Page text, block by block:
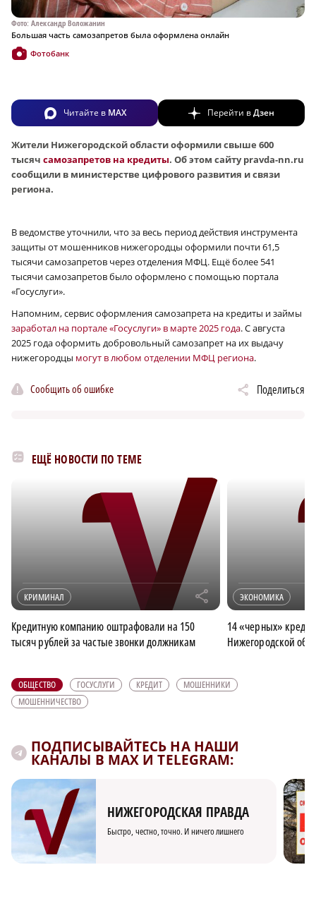
Фото: Александр Воложанин
Большая часть самозапретов была оформлена онлайн
Фотобанк
Читайте в MAX Перейти вДзен
Жители Нижегородской области оформили свыше 600
тысяч самозапретов на кредиты. Об этом сайту pravda-nn.ru
сообщили в министерстве цифрового развития и связи
региона.
В ведомстве уточнили, что за весь период действия инструмента
защиты от мошенников нижегородцы оформили почти 61,5
тысячи самозапретов через отделения МФЦ. Ещё более 541
тысячи самозапретов было оформлено с помощью портала
«Госуслуги».
Напомним, сервис оформления самозапрета на кредиты и займы
заработал на портале «Госуслуги» в марте 2025 года. С августа
2025 года оформить добровольный самозапрет на их выдачу
нижегородцы могут в любом отделении МФЦ региона.
Сообщить об ошибке Поделиться
ЕЩЁ НОВОСТИ ПО ТЕМЕ
КРИМИНАЛ r
Кредитную компанию оштрафовали на 150
тысяч рублей за частые звонки должникам
ЭКОНОМИКА
14 «черных»
Нижегородской
ОБЩЕСТВО ГОСУСЛУГИ КРЕДИТ
МОШЕННИКИ
МОШЕННИЧЕСТВО
ПОДПИСЫВАЙТЕСЬ НА НАШИ
КАНАЛЫ В MAX И TELEGRAM:
НИЖЕГОРОДСКАЯ ПРАВДА
Быстро, честно, точно. И ничего лишнего